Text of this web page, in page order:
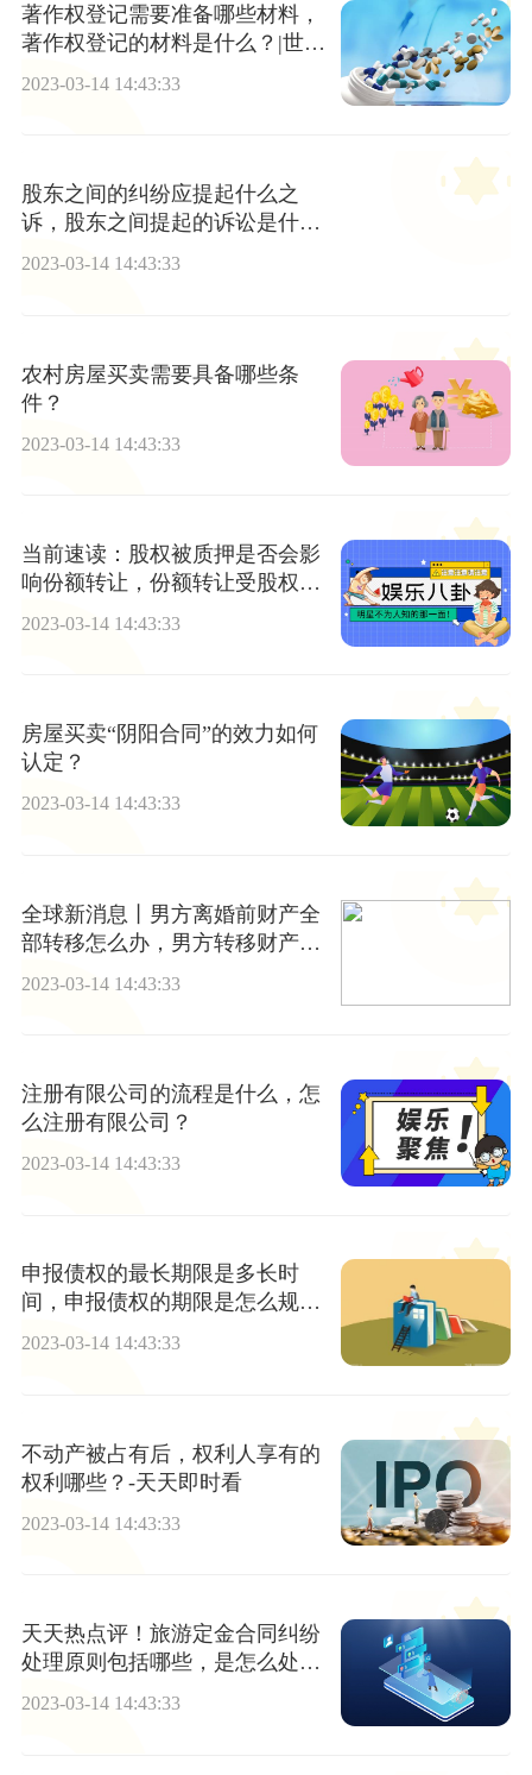
著作权登记需要准备哪些材料，
著作权登记的材料是什么？|世界
2023-03-14 14:43:33
股东之间的纠纷应提起什么之
诉，股东之间提起的诉讼是什
么？
2023-03-14 14:43:33
农村房屋买卖需要具备哪些条
件？
2023-03-14 14:43:33
当前速读：股权被质押是否会影
响份额转让，份额转让受股权质
2023-03-14 14:43:33
房屋买卖“阴阳合同”的效力如何
认定？
2023-03-14 14:43:33
全球新消息丨男方离婚前财产全
部转移怎么办，男方转移财产如
2023-03-14 14:43:33
注册有限公司的流程是什么，怎
么注册有限公司？
2023-03-14 14:43:33
申报债权的最长期限是多长时
间，申报债权的期限是怎么规定
的？-新动态
2023-03-14 14:43:33
不动产被占有后，权利人享有的
权利哪些？-天天即时看
2023-03-14 14:43:33
天天热点评！旅游定金合同纠纷
处理原则包括哪些，是怎么处理
的？
2023-03-14 14:43:33